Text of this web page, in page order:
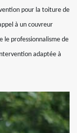
pour la toiture de
à un couvreur
le professionnalisme de
adaptée à